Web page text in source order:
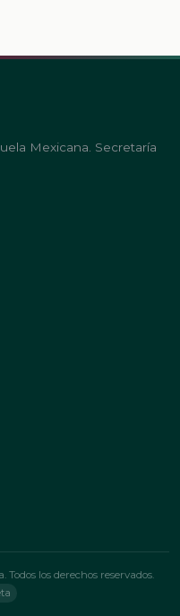
Mexicana. Secretaría
los derechos reservados.